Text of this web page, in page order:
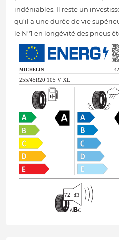
indéniables. Il reste un
qu'il a une durée de vie
le N°1 en longévité des pneus